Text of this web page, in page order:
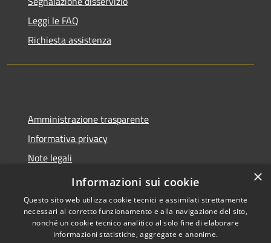
Leggi le FAQ
Richiesta assistenza
Amministrazione trasparente
Informativa privacy
Note legali
Dichiarazione di accessibilità
Copyright © 2026 • Comune di
×
Informazioni sui cookie
Questo sito web utilizza cookie tecnici e assimilati strettamente
necessari al corretto funzionamento e alla navigazione del sito,
nonché un cookie tecnico analitico al solo fine di elaborare
informazioni statistiche, aggregate e anonime.